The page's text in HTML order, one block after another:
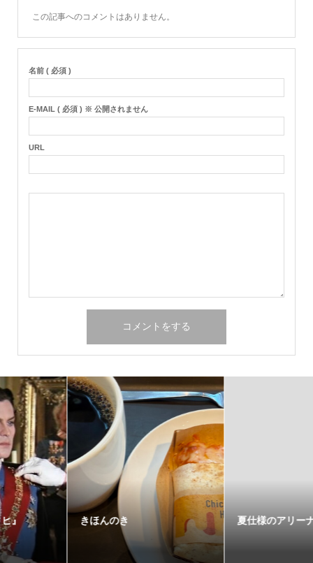
この記事へのコメントはありません。
名前 ( 必須 )
E-MAIL ( 必須 ) ※ 公開されません
URL
きほんのき 夏仕様のアリーナ